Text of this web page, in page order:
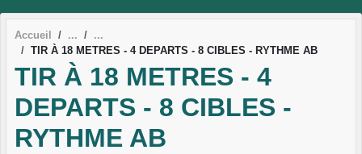
Accueil
TIR À 18 METRES - 4 DEPARTS - 8 CIBLES - RYTHME AB
TIR À 18 METRES - 4
DEPARTS - 8 CIBLES -
RYTHME AB